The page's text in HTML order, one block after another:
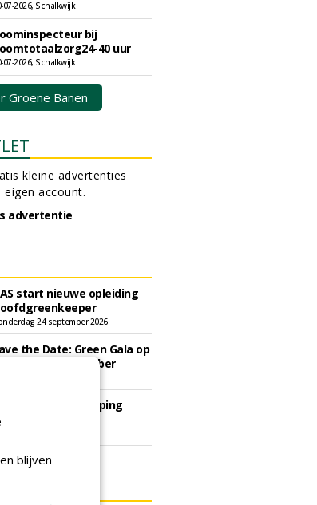
07-2026, Schalkwijk
bij
40 uur
07-2026, Schalkwijk
Groene Banen
kleine advertenties
account.
advertentie
start nieuwe opleiding
24 september 2026
the Date: Green Gala op
woensdag 2 december
European Greenkeeping
2027
blijven